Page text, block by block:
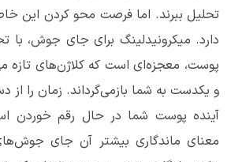
تحلیل ببرند. اما فرصت محو کردن این
دارد. میکرونیدلینگ برای جای جوش،
پوست، معجزه‌ای است که کلاژن‌های
و یکدست به شما بازمی‌گرداند. زمان را از
آینده پوست شما در حال رقم خوردن
معنای ماندگاری بیشتر آن جای